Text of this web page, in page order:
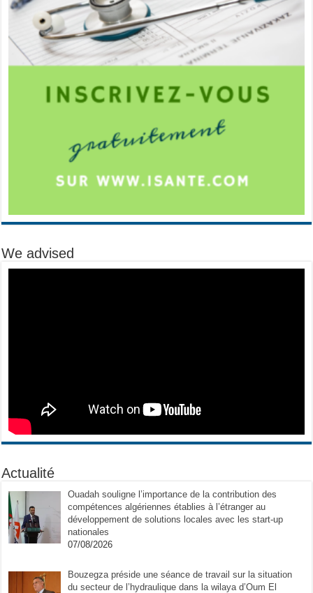
We advised
Actualité
Ouadah souligne l’importance de la contribution des
compétences algériennes établies à l’étranger au
développement de solutions locales avec les start-up
nationales
07/08/2026
Bouzegza préside une séance de travail sur la situation
du secteur de l’hydraulique dans la wilaya d’Oum El